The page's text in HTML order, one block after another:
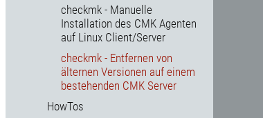
checkmk - Manuelle
Installation des CMK Agenten
auf Linux Client/Server
checkmk - Entfernen von
älternen Versionen auf einem
bestehenden CMK Server
HowTos